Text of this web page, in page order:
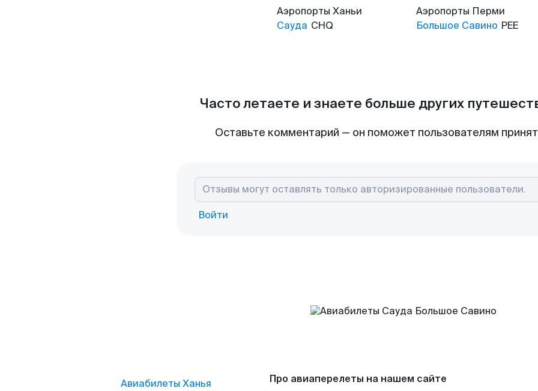
Аэропорты Ханьи
Сауда CHQ
Аэропорты Перми
Большое Савино PEE
Часто летаете и знаете больше других
Оставьте комментарий — он поможет пользователям
Войти
Авиабилеты Ханья
Про авиаперелеты на нашем сайте